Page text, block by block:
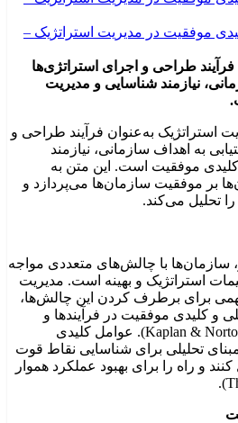
طراحی و اجرای استراتژی‌ها
نیازمند شناسایی و مدیریت
استراتژیک به‌عنوان فرآیند طراحی و
به اهداف سازمانی، نیازمند
موفقیت است. این متن به
بر موفقیت سازمان‌ها می‌پردازد و
تحلیل می‌کند.
سازمان‌ها با چالش‌های متعددی مواجه
استراتژیک و بهینه است. مدیریت
مهمی برای برطرف کردن این چالش‌ها،
و کلیدی موفقیت در فرآیندها و
اقدامات خود است (Kaplan & Norton, 2001). عوامل کلیدی
تحلیلی برای شناسایی نقاط قوت
و راه را برای بهبود عملکرد هموار